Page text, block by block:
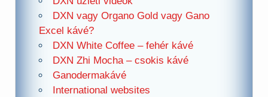
DXN vagy Organo Gold vagy Gano
Excel kávé?
DXN White Coffee – fehér kávé
DXN Zhi Mocha – csokis kávé
Ganodermakávé
International websites